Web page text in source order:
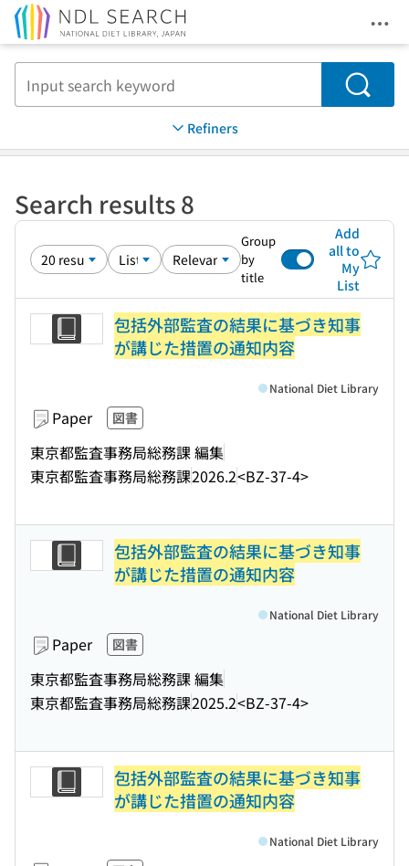
Search
Refiners
Search results 8
Group
by
title
Add
all to
My
List
包括外部監査の結果に基づき知事
が講じた措置の通知内容
Paper 図書
東京都監査事務局総務課 編集
東京都監査事務局総務課2026.2<BZ-37-4>
National Diet Library
包括外部監査の結果に基づき知事
が講じた措置の通知内容
Paper 図書
東京都監査事務局総務課 編集
東京都監査事務局総務課2025.2<BZ-37-4>
National Diet Library
包括外部監査の結果に基づき知事
が講じた措置の通知内容
National Diet Library